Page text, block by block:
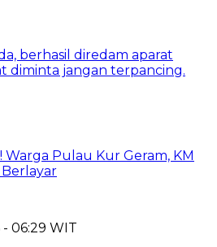
berhasil diredam aparat
diminta jangan terpancing.
Pulau Kur Geram, KM
06:29 WIT